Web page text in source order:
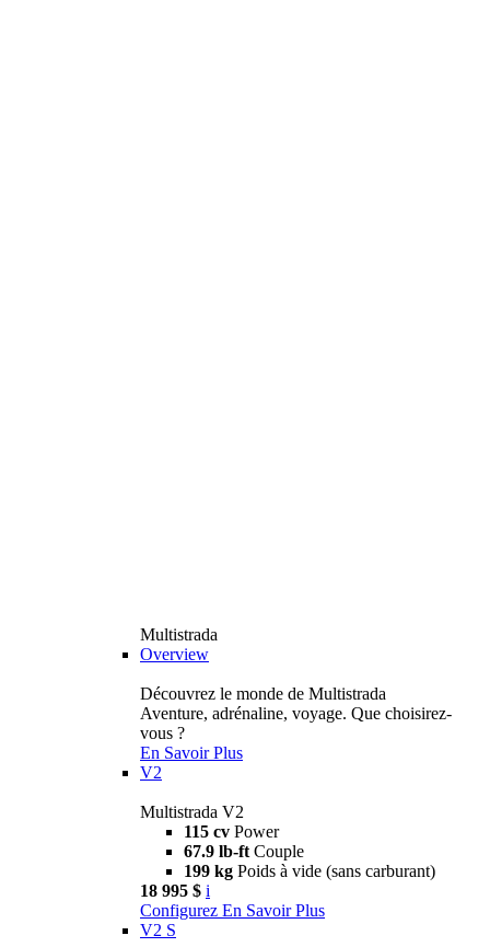
Multistrada
Overview
Découvrez le monde de Multistrada
Aventure, adrénaline, voyage. Que choisirez-
vous ?
En Savoir Plus
V2
Multistrada V2
115 cv Power
67.9 lb-ft Couple
199 kg Poids à vide (sans carburant)
18 995 $ i
Configurez En Savoir Plus
V2 S